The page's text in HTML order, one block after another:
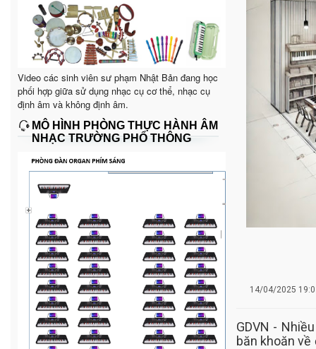
Video các sinh viên sư phạm Nhật Bản đang học
phối hợp giữa sử dụng nhạc cụ cơ thể, nhạc cụ
định âm và không định âm.
MÔ HÌNH PHÒNG THỰC HÀNH ÂM
NHẠC TRƯỜNG PHỔ THÔNG
14/04/2025
GDVN -
băn khoăn